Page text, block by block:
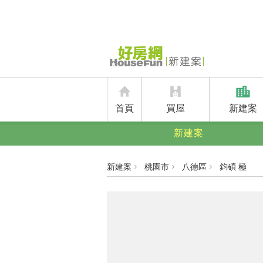
首頁 買屋 新建案
新建案
新建案 桃園市 八德區 鈞碩 極